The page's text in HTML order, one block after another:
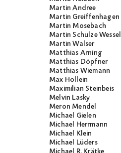
Martin Andree
Martin Greiffenhagen
Martin Mosebach
Martin Schulze Wessel
Martin Walser
Matthias Arning
Matthias Döpfner
Matthias Wiemann
Max Hollein
Maximilian Steinbeis
Melvin Lasky
Meron Mendel
Michael Gielen
Michael Herrmann
Michael Klein
Michael Lüders